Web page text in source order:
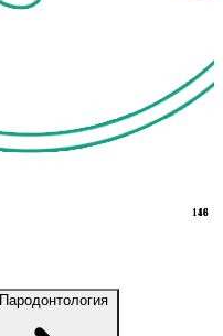
Пародонтология
16
148